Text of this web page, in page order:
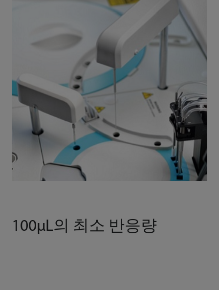
100μL의 최소 반응량